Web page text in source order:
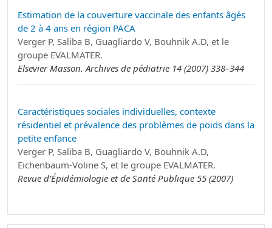
Estimation de la couverture vaccinale des enfants âgés
de 2 à 4 ans en région PACA
Verger P, Saliba B, Guagliardo V, Bouhnik A.D, et le
groupe EVALMATER.
Elsevier Masson. Archives de pédiatrie 14 (2007) 338–344
Caractéristiques sociales individuelles, contexte
résidentiel et prévalence des problèmes de poids dans la
petite enfance
Verger P, Saliba B, Guagliardo V, Bouhnik A.D,
Eichenbaum-Voline S, et le groupe EVALMATER.
Revue d’Épidémiologie et de Santé Publique 55 (2007)